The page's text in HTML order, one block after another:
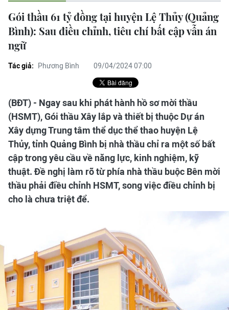
Gói thầu 61 tỷ đồng tại huyện Lệ Thủy (Quảng
Bình): Sau điều chỉnh, tiêu chí bất cập vẫn án
ngữ
Tác giả: Phương Bình 09/04/2024 07:00
(BĐT) - Ngay sau khi phát hành hồ sơ mời thầu
(HSMT), Gói thầu Xây lắp và thiết bị thuộc Dự án
Xây dựng Trung tâm thể dục thể thao huyện Lệ
Thủy, tỉnh Quảng Bình bị nhà thầu chỉ ra một số bất
cập trong yêu cầu về năng lực, kinh nghiệm, kỹ
thuật. Đề nghị làm rõ từ phía nhà thầu buộc Bên mời
thầu phải điều chỉnh HSMT, song việc điều chỉnh bị
cho là chưa triệt để.